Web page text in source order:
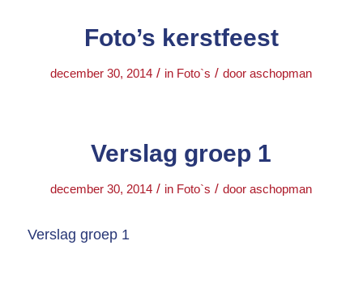
Foto’s kerstfeest
december 30, 2014 / in Foto`s / dooraschopman
Verslag groep 1
december 30, 2014 / in Foto`s / dooraschopman
Verslag groep 1